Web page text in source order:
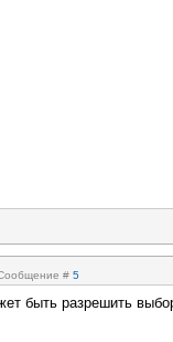
# 5
быть разрешить